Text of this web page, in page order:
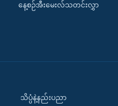
နေ့စဉ်အီးမေးလ်သတင်းလွှာ
သိပ္ပံနဲ့နည်းပညာ